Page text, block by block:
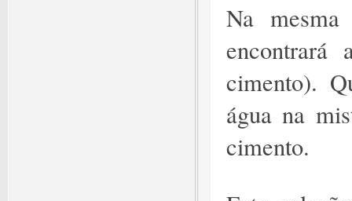
Na
encontrará
cimento).
água na
cimento.